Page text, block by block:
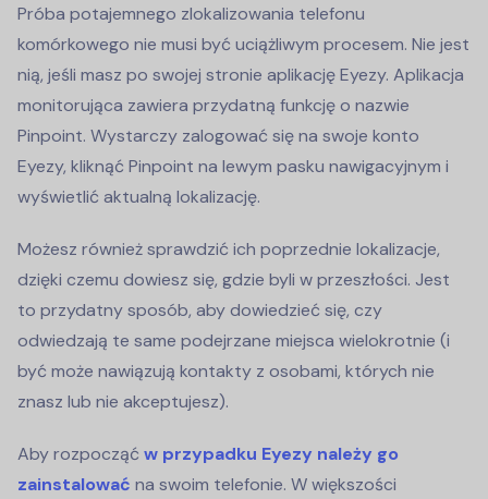
Próba potajemnego zlokalizowania telefonu
komórkowego nie musi być uciążliwym procesem. Nie jest
nią, jeśli masz po swojej stronie aplikację Eyezy. Aplikacja
monitorująca zawiera przydatną funkcję o nazwie
Pinpoint. Wystarczy zalogować się na swoje konto
Eyezy, kliknąć Pinpoint na lewym pasku nawigacyjnym i
wyświetlić aktualną lokalizację.
Możesz również sprawdzić ich poprzednie lokalizacje,
dzięki czemu dowiesz się, gdzie byli w przeszłości. Jest
to przydatny sposób, aby dowiedzieć się, czy
odwiedzają te same podejrzane miejsca wielokrotnie (i
być może nawiązują kontakty z osobami, których nie
znasz lub nie akceptujesz).
Aby rozpocząć w przypadku Eyezy należy go
zainstalować na swoim telefonie. W większości